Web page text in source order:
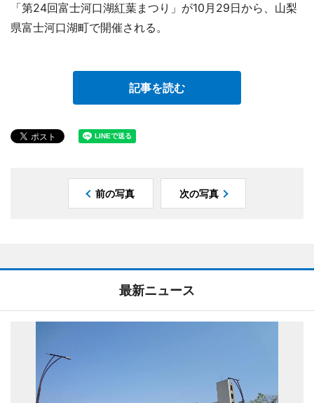
「第24回富士河口湖紅葉まつり」が10月29日から、山梨
県富士河口湖町で開催される。
記事を読む
前の写真 次の写真
最新ニュース